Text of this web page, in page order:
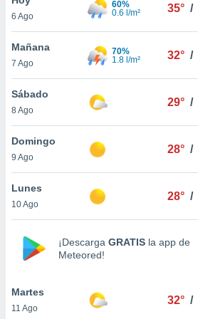
en
más
nuestra
de
aceptar
de
6 Ago
60%
0.6 l/m²
35° /
Mañana
7 Ago
70%
1.8 l/m²
32° /
Sábado
8 Ago
29° /
Domingo
9 Ago
28° /
Lunes
10 Ago
28° /
¡Descarga GRATIS la app de
Meteored!
Martes
11 Ago
32° /